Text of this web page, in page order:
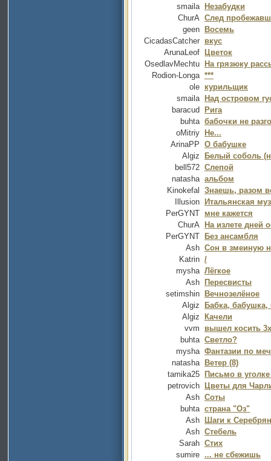
smaila Незабудки
ChurA След
geen
Восемь
CicadasCatcher вкус
ArunaLeof
Цветок
OsedlavMechtu
На грязюку
Rodion-Longa ***
ole курильщик
smaila Над островом
baracud
Рига
buhta бабочки не
oMitriy
Не...
ArinaPP О бабушке
Algiz
Белый соболь
bell572 Слепой
natasha альбом
Kinokefal
Знаешь, разом
Illusion
Итальянская
PerGYNT мне кажется
ChurA
На излете дней
PerGYNT
Без ансамбля
Ash Сон в змеиную
Katrin /
mysha Лёгкое
Ash
Пересвисты
setimshin
Вечнозелёное
Algiz
Бабка, бабушка,
Algiz
Качели
vvm
вышел косить
buhta Светло?
mysha Фантазии по
natasha Ветер (8)
tamika25
Письмо в уголке
petrovich
Цветы для
Ash Соты
buhta страна "Оз"
Ash
Шаги к
Ash Стебель
Sarah Стих
sumire ... не сбежишь